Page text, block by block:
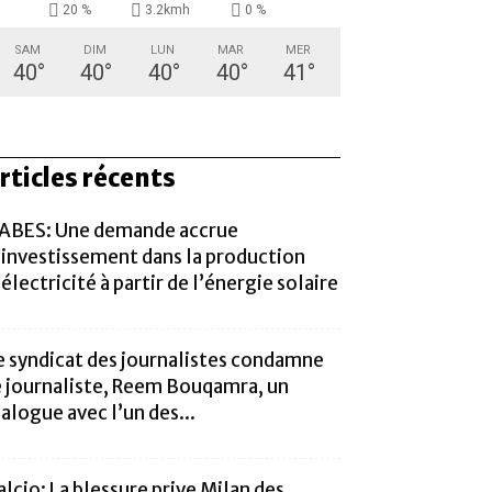
20 % 3.2kmh 0 %
SAM
40°
DIM
40°
LUN
40°
MAR
40°
MER
41 °
récents
Une demande accrue
dans la production
à partir de l’énergie solaire
syndicat des journalistes condamne
journaliste, Reem Bouqamra, un
avec l’un des...